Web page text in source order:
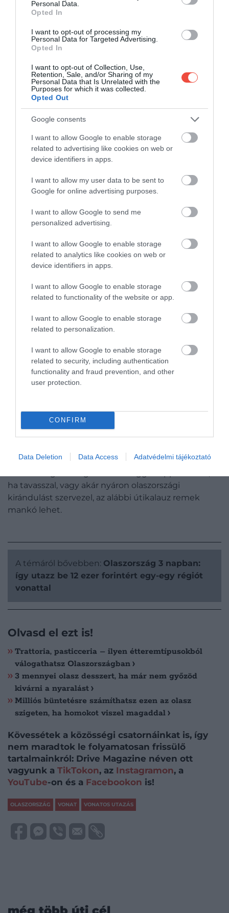
Personal Data.
Opted In
I want to opt-out of processing my
Personal Data for Targeted Advertising.
Opted In
I want to opt-out of Collection, Use,
Retention, Sale, and/or Sharing of my
Personal Data that Is Unrelated with the
Purposes for which it was collected.
Opted Out
Google consents
I want to allow Google to enable storage
related to advertising like cookies on web or
device identifiers in apps.
I want to allow my user data to be sent to
Google for online advertising purposes.
I want to allow Google to send me
personalized advertising.
I want to allow Google to enable storage
related to analytics like cookies on web or
device identifiers in apps.
I want to allow Google to enable storage
related to functionality of the website or app.
I want to allow Google to enable storage
related to personalization.
I want to allow Google to enable storage
related to security, including authentication
functionality and fraud prevention, and other
user protection.
CONFIRM
Data Deletion Data Access Adatvédelmi tájékoztató
Gravina, Olaszország Fotó:Shutterstock
A VONAL AKTIVÁLÁSA
KULCSFONTOSSÁGÚ,
KÜLÖNÖSEN A SZÁRAZFÖLDI
TERÜLETEK ÉS FALVAK
ELMÚLT ÉVEKBEN SÚLYOS
SZENVEDTEK EL
– mondta a Reutersnek
vezetője.
VONATTAL OLASZORSZÁGBAN?
AKÁR 3 NAP ALATT IS LEHETSÉGES!
Ha valaki vonattal járná be Olaszországot, annak
érdemes a TrenItalia vasútvállalat régiós
ötnaposvonatjegyeket, amelyekkel felkereshetjük
Észak-, Közép-, illetve Dél-Olaszország valamennyi
úti célját. Ráadásul, aCondé Nast Travelerújságírója
háromnapos útitervet azok számára, akik örömmel
ha tavasszal, vagy akár nyáron olaszországi
kirándulást szervezel, az alábbi útikalauz remek
mankó lehet.
A témáról bővebben: Olaszország 3 napban:
így utazz be 12 ezer forintért egy-egy régiót
vonattal
Olvasd el ezt is!
Trattoria, pasticceria – ilyen étteremtípusokból
válogathatsz Olaszországban
3 mennyei olasz desszert, ha már nem győzöd
kivárni a nyaralást
Milliós büntetésre számíthatsz ezen az olasz
szigeten, ha homokot viszel magaddal
Kövessétek a közösségi csatornáinkat is, így
nem maradtok le folyamatosan frissülő
tartalmainkról: Drive Magazine néven ott
vagyunk a TikTokon, az Instagramon, a
YouTube-on és a Facebookon is!
OLASZORSZÁG VONAT VONATOS UTAZÁS